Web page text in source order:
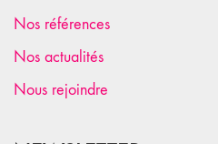
Nos références
Nos actualités
Nous rejoindre